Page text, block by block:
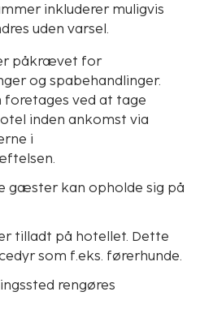
inkluderer muligvis
uden varsel.
påkrævet for
og spabehandlinger.
foretages ved at tage
inden ankomst via
i
gæster kan opholde sig på
tilladt på hotellet. Dette
som f.eks. førerhunde.
rengøres